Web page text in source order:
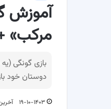
آموزش
مرکب»
بازی گونگی
دوستان خود
۱۹-۱۰-۱۴۰۳ آخرین